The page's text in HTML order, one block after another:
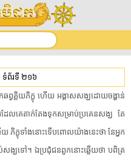
ទំព័រទី ២១៦
ឆ​ព្វ​គ្គិ​យ​ភិក្ខុ​ ​ហើយ​ ​អង្គាស​សង្ឃ​ដោយ​ចង្ហាន់​
ដែលគេ​តាក់តែង​ទុក​សម្រាប់​ប្រគេន​សង្ឃ​ ​តែ​
ភិក្ខុ​ទាំងនោះ​ទើប​ពោល​យ៉ាងនេះ​ថា​ ​នែអ្នក​
សង្ឃ​ទៅ​។​ ​ឯ​ប្រជុំជន​ពួក​នោះ​ឆ្លើយ​ថា​ ​បពិត្រ​